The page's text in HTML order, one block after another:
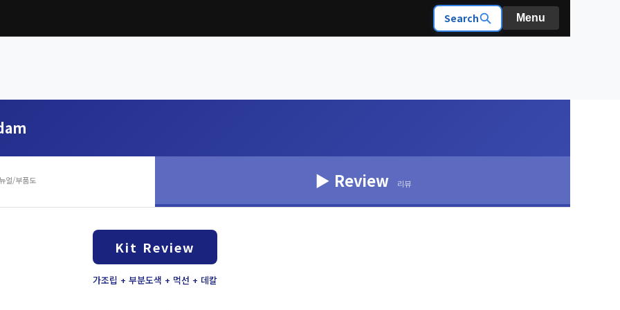
Search Menu
얼/부품도 ▶ Review 리뷰
Kit Review
가조립 + 부분도색 + 먹선 + 데칼